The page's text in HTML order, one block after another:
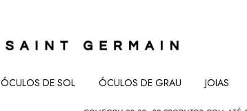
ÓCULOS DE SOL ÓCULOS DE GRAU JOIAS